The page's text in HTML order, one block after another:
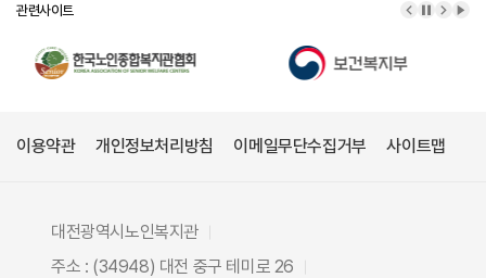
관련사이트 이전 배너
배너 정
다음
배
이용약관 개인정보처리방침 이메일무단수집거부 사이트맵
대전광역시노인복지관
주소 : (34948) 대전 중구 테미로 26